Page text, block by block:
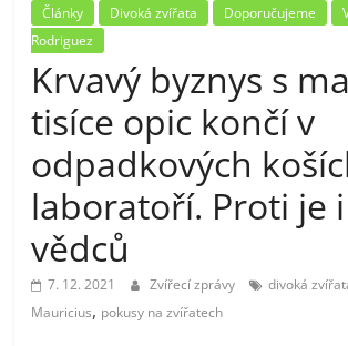
Články Divoká zvířata Doporučujeme
Rodriguez
Krvavý byznys s
tisíce opic končí v
odpadkových
laboratoří. Proti je
vědců
7. 12. 2021 Zvířecí zprávy divoká
Mauricius, pokusy na zvířatech